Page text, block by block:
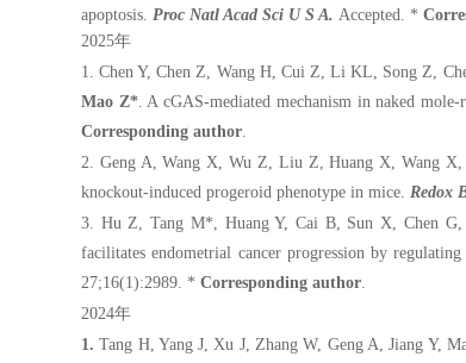
apoptosis. Proc Natl Acad Sci U S A. Accepted. *
2025年
1. Chen Y, Chen Z, Wang H, Cui Z, Li KL, Song Z,
Mao Z*. A cGAS-mediated mechanism in naked
Corresponding author
2. Geng A, Wang X, Wu Z, Liu Z, Huang X, Wang
knockout-induced progeroid phenotype in mice. Redox
3. Hu Z, Tang M*, Huang Y, Cai B, Sun X, Chen
facilitates endometrial cancer progression by
27;16(1):2989. * Corresponding author
2024年
1.Tang H, Yang J, Xu J, Zhang W, Geng A, Jiang Y,